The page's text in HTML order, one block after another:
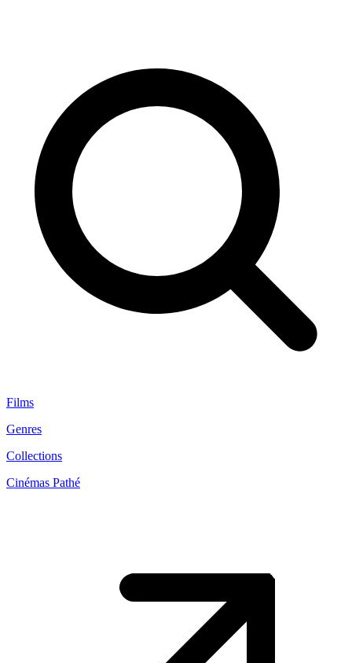
Films
Genres
Collections
Cinémas Pathé